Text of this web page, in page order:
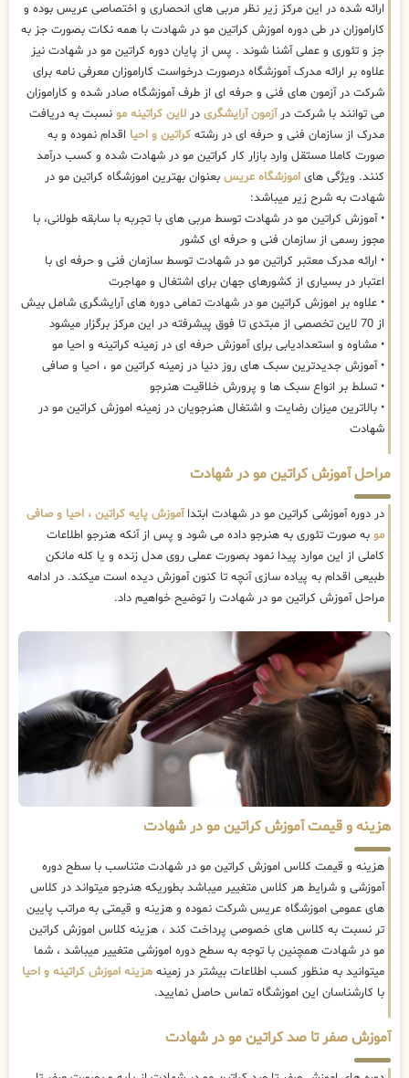
ارائه شده در این مرکز زیر نظر مربی های انحصاری و اختصاصی عریس بوده و
کاراموزان در طی دوره اموزش کراتین مو در شهادت با همه نکات بصورت جز به
جز و تئوری و عملی آشنا شوند . پس از پایان دوره کراتین مو در شهادت نیز
علاوه بر ارائه مدرک آموزشگاه درصورت درخواست کاراموزان معرفی نامه برای
شرکت در آزمون های فنی و حرفه ای از طرف آموزشگاه صادر شده و کاراموزان
می توانند با شرکت درآزمون آرایشگری در لاین کراتینه مو نسبت به دریافت
مدرک از سازمان فنی و حرفه ای در رشته کراتین و احیا اقدام نموده و به
صورت کاملا مستقل وارد بازار کار کراتین مو در شهادت شده و کسب درآمد
کنند. ویژگی های اموزشگاه عریس بعنوان بهترین اموزشگاه کراتین مو در
شهادت به شرح زیر میباشد:
• آموزش کراتین مو در شهادت توسط مربی های با تجربه با سابقه طولانی، با
مجوز رسمی از سازمان فنی و حرفه ای کشور
• ارائه مدرک معتبر کراتین مو در شهادت توسط سازمان فنی و حرفه ای با
اعتبار در بسیاری از کشورهای جهان برای اشتغال و مهاجرت
• علاوه بر اموزش کراتین مو در شهادت تمامی دوره های آرایشگری شامل بیش
از 70 لاین تخصصی از مبتدی تا فوق پیشرفته در این مرکز برگزار میشود
• مشاوه و استعدادیابی برای آموزش حرفه ای در زمینه کراتینه و احیا مو
• آموزش جدیدترین سبک های روز دنیا در زمینه کراتین مو ، احیا و صافی
• تسلط بر انواع سبک ها و پرورش خلاقیت هنرجو
• بالاترین میزان رضایت و اشتغال هنرجویان در زمینه اموزش کراتین مو در
شهادت
مراحل آموزش کراتین مو در شهادت
در دوره آموزشی کراتین مو در شهادت ابتداآموزش پایه کراتین ، احیا و صافی
مو به صورت تئوری به هنرجو داده می شود و پس از آنکه هنرجو اطلاعات
کاملی از این موارد پیدا نمود بصورت عملی روی مدل زنده و یا کله مانکن
طبیعی اقدام به پیاده سازی آنچه تا کنون آموزش دیده است میکند. در ادامه
مراحل آموزش کراتین مو در شهادت را توضیح خواهیم داد.
هزینه و قیمت آموزش کراتین مو در شهادت
هزینه و قیمت کلاس اموزش کراتین مو در شهادت متناسب با سطح دوره
آموزشی و شرایط هر کلاس متغییر میباشد بطوریکه هنرجو میتواند در کلاس
های عمومی اموزشگاه عریس شرکت نموده و هزینه و قیمتی به مراتب پایین
تر نسبت به کلاس های خصوصی پرداخت کند ، هزینه کلاس اموزش کراتین
مو در شهادت همچنین با توجه به سطح دوره اموزشی متغییر میباشد ، شما
میتوانید به منظور کسب اطلاعات بیشتر در زمینه هزینه اموزش کراتینه و احیا
با کارشناسان این اموزشگاه تماس حاصل نمایید.
آموزش صفر تا صد کراتین مو در شهادت